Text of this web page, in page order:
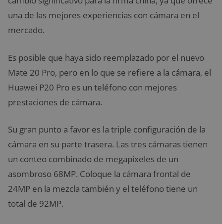
una de las mejores experiencias con cámara en el
mercado.
Es posible que haya sido reemplazado por el nuevo
Mate 20 Pro, pero en lo que se refiere a la cámara, el
Huawei P20 Pro es un teléfono con mejores
prestaciones de cámara.
Su gran punto a favor es la triple configuración de la
cámara en su parte trasera. Las tres cámaras tienen
un conteo combinado de megapíxeles de un
asombroso 68MP. Coloque la cámara frontal de
24MP en la mezcla también y el teléfono tiene un
total de 92MP.